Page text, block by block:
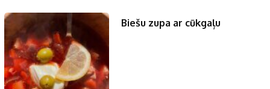
Biešu zupa ar cūkgaļu